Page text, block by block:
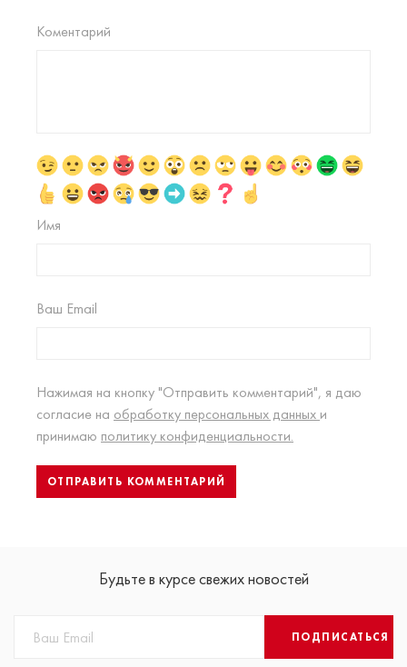
Коментарий
Имя
Ваш Email
Нажимая на кнопку "Отправить комментарий", я даю
согласие на обработку персональных данных и
принимаю политику конфиденциальности.
Будьте в курсе свежих новостей
ПОДПИСАТЬСЯ